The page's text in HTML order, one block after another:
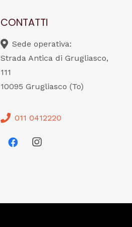
CONTATTI
Sede operativa:
Strada Antica di Grugliasco,
111
10095 Grugliasco (To)
011 0412220